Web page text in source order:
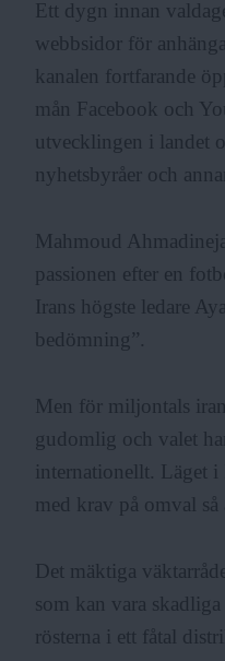
Ett dygn innan
webbsidor för
kanalen fortfarande
mån Facebook och
utvecklingen i landet
nyhetsbyråer och
Mahmoud
passionen efter en
Irans högste ledare
bedömning”.
Men för miljontals
gudomlig och valet
internationellt. Läget i
med krav på omval
Det mäktiga
som kan vara
rösterna i ett fåtal